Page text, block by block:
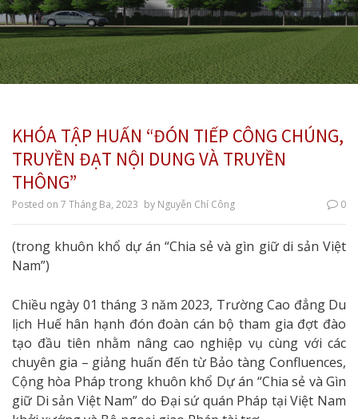
KHÓA TẬP HUẤN “ĐÓN TIẾP CÔNG CHÚNG,
TRUYỀN ĐẠT NỘI DUNG VÀ TRUYỀN
THÔNG”
Posted on 7 Tháng Ba, 2023 by Nguyễn Chí Công 0
(trong khuôn khổ dự án “Chia sẻ và gìn giữ di sản Việt
Nam”)
Chiều ngày 01 tháng 3 năm 2023, Trường Cao đẳng Du
lịch Huế hân hạnh đón đoàn cán bộ tham gia đợt đào
tạo đầu tiên nhằm nâng cao nghiệp vụ cùng với các
chuyên gia – giảng huấn đến từ Bảo tàng Confluences,
Cộng hòa Pháp trong khuôn khổ Dự án “Chia sẻ và Gìn
giữ Di sản Việt Nam” do Đại sứ quán Pháp tại Việt Nam